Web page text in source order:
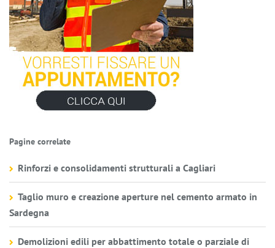
Pagine correlate
Rinforzi e consolidamenti strutturali a Cagliari
Taglio muro e creazione aperture nel cemento armato in
Sardegna
Demolizioni edili per abbattimento totale o parziale di